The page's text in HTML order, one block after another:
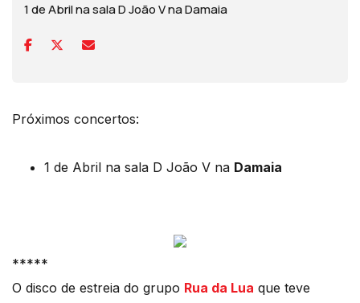
1 de Abril na sala D João V na Damaia
Próximos concertos:
1 de Abril na sala D João V na Damaia
*****
O disco de estreia do grupo Rua da Lua que teve